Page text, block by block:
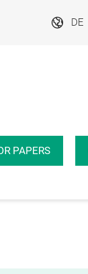
DE
PAPERS